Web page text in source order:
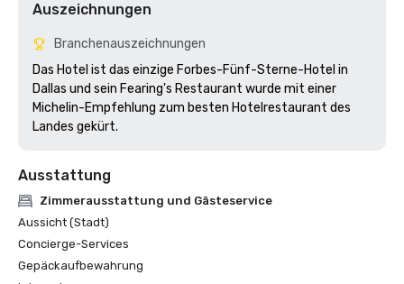
Auszeichnungen
Branchenauszeichnungen
Das Hotel ist das einzige Forbes-Fünf-Sterne-Hotel in
Dallas und sein Fearing's Restaurant wurde mit einer
Michelin-Empfehlung zum besten Hotelrestaurant des
Ausstattung
Zimmerausstattung und Gästeservice
Aussicht (Stadt)
Concierge-Services
Gepäckaufbewahrung